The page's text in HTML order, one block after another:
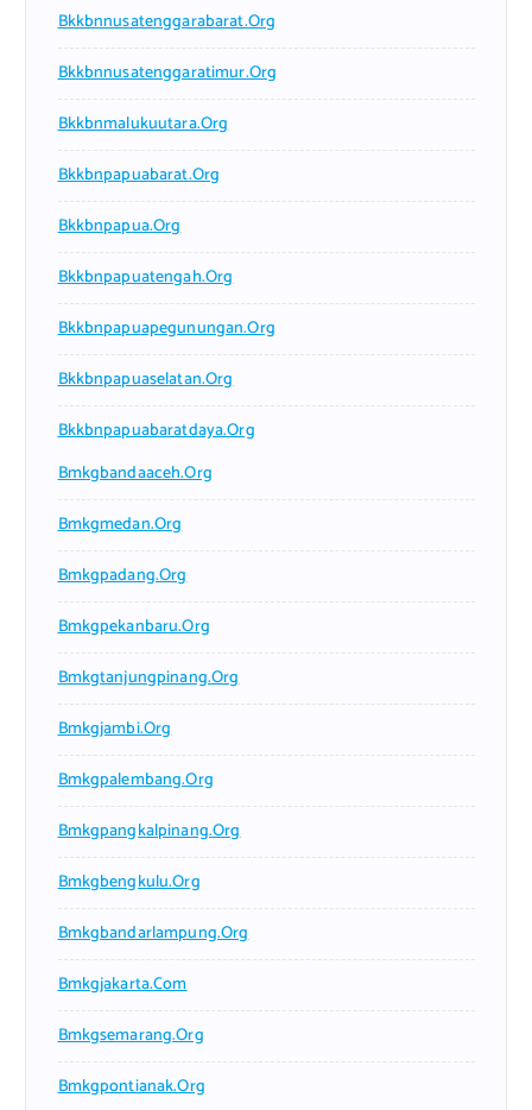
Bkkbnnusatenggarabarat.org
Bkkbnnusatenggaratimur.org
Bkkbnmalukuutara.org
Bkkbnpapuabarat.org
Bkkbnpapua.org
Bkkbnpapuatengah.org
Bkkbnpapuapegunungan.org
Bkkbnpapuaselatan.org
Bkkbnpapuabaratdaya.org
Bmkgbandaaceh.org
Bmkgmedan.org
Bmkgpadang.org
Bmkgpekanbaru.org
Bmkgtanjungpinang.org
Bmkgjambi.org
Bmkgpalembang.org
Bmkgpangkalpinang.org
Bmkgbengkulu.org
Bmkgbandarlampung.org
Bmkgjakarta.com
Bmkgsemarang.org
Bmkgpontianak.org